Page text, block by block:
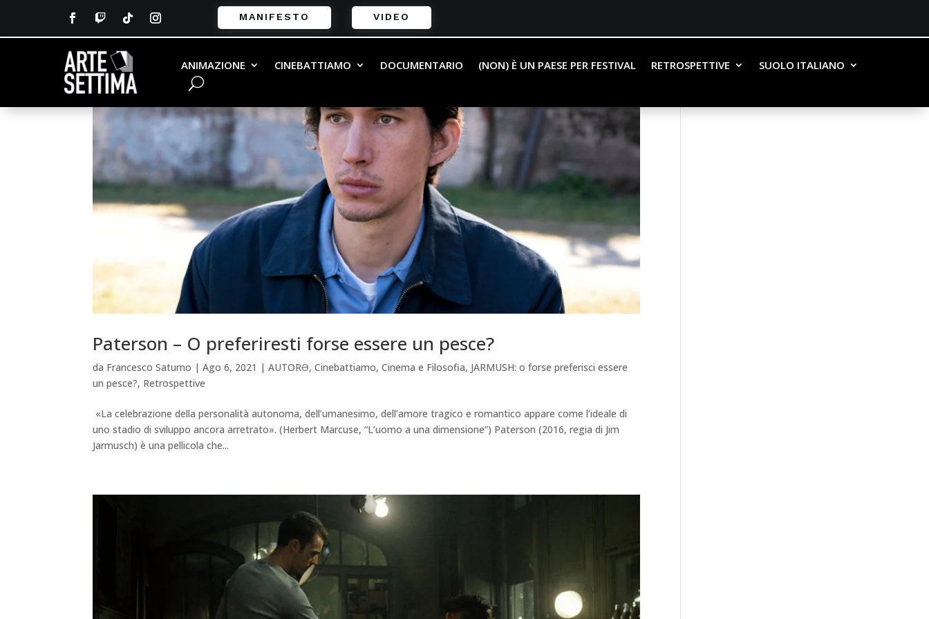
MANIFESTO VIDEO
ANIMAZIONE CINEBATTIAMO DOCUMENTARIO (NON) È UN PAESE PER FESTIVAL RETROSPETTIVE SUOLO ITALIANO
Paterson – O preferiresti forse essere un pesce?
da Francesco Saturno |Ago 6, 2021 |AUTORƏ,Cinebattiamo,Cinema e Filosofia, JARMUSH: o forse preferisci essere
un pesce?, Retrospettive
«La celebrazione della personalità autonoma, dell’umanesimo, dell’amore tragico e romantico appare come l’ideale di
uno stadio di sviluppo ancora arretrato». (Herbert Marcuse, “L’uomo a una dimensione”) Paterson (2016, regia di Jim
Jarmusch) è una pellicola che...